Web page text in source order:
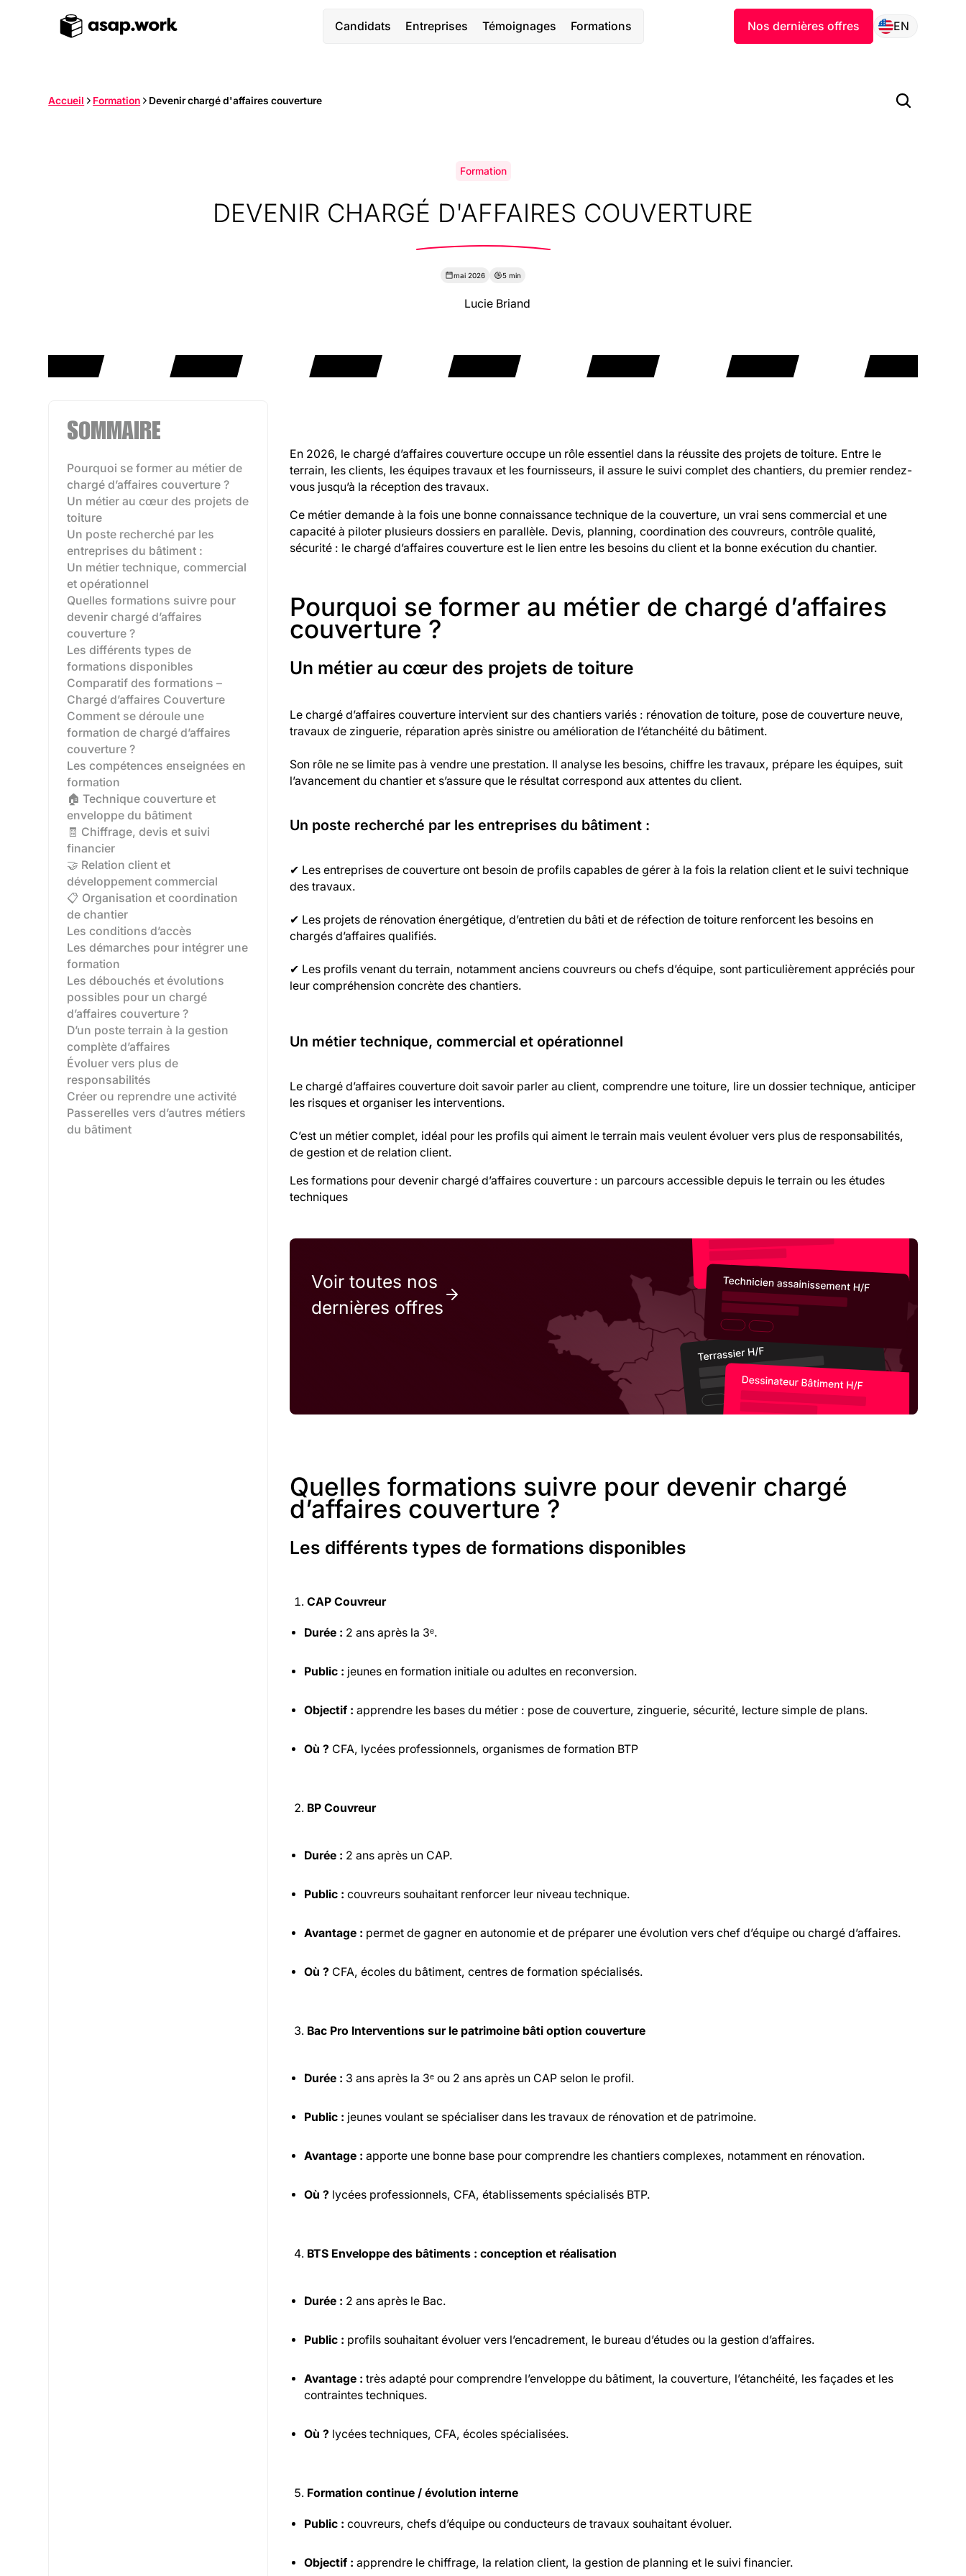
Candidats Entreprises Témoignages Formations Nos dernières offres EN
Accueil Formation Devenir chargé d'affaires couverture
Formation
DEVENIR CHARGÉ D'AFFAIRES COUVERTURE
mai 2026 5 min
Lucie Briand
SOMMAIRE
Pourquoi se former au métier de
chargé d’affaires couverture ?
Un métier au cœur des projets de
toiture
Un poste recherché par les
entreprises du bâtiment :
Un métier technique, commercial
et opérationnel
Quelles formations suivre pour
devenir chargé d’affaires
couverture ?
Les différents types de
formations disponibles‍
Comparatif des formations –
Chargé d’affaires Couverture
Comment se déroule une
formation de chargé d’affaires
couverture ?
Les compétences enseignées en
formation
🏠 Technique couverture et
enveloppe du bâtiment
🧾 Chiffrage, devis et suivi
financier
🤝 Relation client et
développement commercial
📋 Organisation et coordination
de chantier
Les conditions d’accès
Les démarches pour intégrer une
formation
Les débouchés et évolutions
possibles pour un chargé
d’affaires couverture ?
D’un poste terrain à la gestion
complète d’affaires‍
Évoluer vers plus de
responsabilités‍
Créer ou reprendre une activité‍
Passerelles vers d’autres métiers
du bâtiment‍
En 2026, le chargé d’affaires couverture occupe un rôle essentiel dans la réussite des projets de toiture. Entre le
terrain, les clients, les équipes travaux et les fournisseurs, il assure le suivi complet des chantiers, du premier rendez-
vous jusqu’à la réception des travaux.
Ce métier demande à la fois une bonne connaissance technique de la couverture, un vrai sens commercial et une
capacité à piloter plusieurs dossiers en parallèle. Devis, planning, coordination des couvreurs, contrôle qualité,
sécurité : le chargé d’affaires couverture est le lien entre les besoins du client et la bonne exécution du chantier.
Pourquoi se former au métier de chargé d’affaires
couverture ?
Un métier au cœur des projets de toiture
Le chargé d’affaires couverture intervient sur des chantiers variés : rénovation de toiture, pose de couverture neuve,
travaux de zinguerie, réparation après sinistre ou amélioration de l’étanchéité du bâtiment.
Son rôle ne se limite pas à vendre une prestation. Il analyse les besoins, chiffre les travaux, prépare les équipes, suit
l’avancement du chantier et s’assure que le résultat correspond aux attentes du client.
Un poste recherché par les entreprises du bâtiment :
✔ Les entreprises de couverture ont besoin de profils capables de gérer à la fois la relation client et le suivi technique
des travaux.
✔ Les projets de rénovation énergétique, d’entretien du bâti et de réfection de toiture renforcent les besoins en
chargés d’affaires qualifiés.
✔ Les profils venant du terrain, notamment anciens couvreurs ou chefs d’équipe, sont particulièrement appréciés pour
leur compréhension concrète des chantiers.
Un métier technique, commercial et opérationnel
Le chargé d’affaires couverture doit savoir parler au client, comprendre une toiture, lire un dossier technique, anticiper
les risques et organiser les interventions.
C’est un métier complet, idéal pour les profils qui aiment le terrain mais veulent évoluer vers plus de responsabilités,
de gestion et de relation client.
Les formations pour devenir chargé d’affaires couverture : un parcours accessible depuis le terrain ou les études
techniques
Voir toutes nos
dernières offres
Quelles formations suivre pour devenir chargé
d’affaires couverture ?
Les différents types de formations disponibles
CAP Couvreur
Durée : 2 ans après la 3ᵉ.
Public : jeunes en formation initiale ou adultes en reconversion.
Objectif : apprendre les bases du métier : pose de couverture, zinguerie, sécurité, lecture simple de plans.
Où ? CFA, lycées professionnels, organismes de formation BTP
BP Couvreur
Durée : 2 ans après un CAP.
Public : couvreurs souhaitant renforcer leur niveau technique.
Avantage : permet de gagner en autonomie et de préparer une évolution vers chef d’équipe ou chargé d’affaires.
Où ? CFA, écoles du bâtiment, centres de formation spécialisés.
Bac Pro Interventions sur le patrimoine bâti option couverture
Durée : 3 ans après la 3ᵉ ou 2 ans après un CAP selon le profil.
Public : jeunes voulant se spécialiser dans les travaux de rénovation et de patrimoine.
Avantage : apporte une bonne base pour comprendre les chantiers complexes, notamment en rénovation.
Où ? lycées professionnels, CFA, établissements spécialisés BTP.
BTS Enveloppe des bâtiments : conception et réalisation
Durée : 2 ans après le Bac.
Public : profils souhaitant évoluer vers l’encadrement, le bureau d’études ou la gestion d’affaires.
Avantage : très adapté pour comprendre l’enveloppe du bâtiment, la couverture, l’étanchéité, les façades et les
contraintes techniques.
Où ? lycées techniques, CFA, écoles spécialisées.
Formation continue / évolution interne
Public : couvreurs, chefs d’équipe ou conducteurs de travaux souhaitant évoluer.
Objectif : apprendre le chiffrage, la relation client, la gestion de planning et le suivi financier.